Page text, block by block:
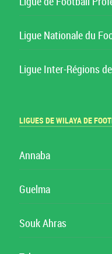
Ligue Nationale du
Ligue Inter-Régions
LIGUES DE WILAYA DE
Annaba
Guelma
Souk Ahras